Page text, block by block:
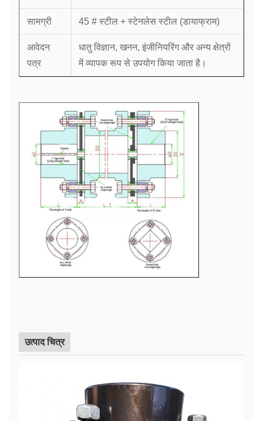
सामग्री 45 # स्टील + स्टेनलेस स्टील (डायाफ्राम)
आवेदन
पत्र
धातु विज्ञान, खनन, इंजीनियरिंग और अन्य क्षेत्रों
में व्यापक रूप से उपयोग किया जाता है।
उत्पाद चित्र